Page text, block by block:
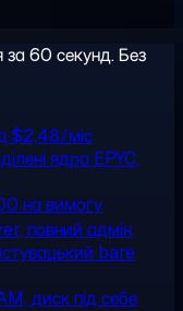
60 секунд. Без
$2,48/міс
ядра EPYC,
на вимогу
повний адмін
bare
диск під себе